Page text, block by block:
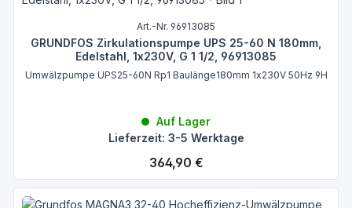
Art.-Nr. 96913085
GRUNDFOS Zirkulationspumpe UPS 25-60 N 180mm,
Edelstahl, 1x230V, G 1 1/2, 96913085
Umwälzpumpe UPS25-60N Rp1 Baulänge180mm 1x230V 50Hz 9H
Auf Lager
Lieferzeit: 3-5 Werktage
Regulärer Preis:
364,90 €